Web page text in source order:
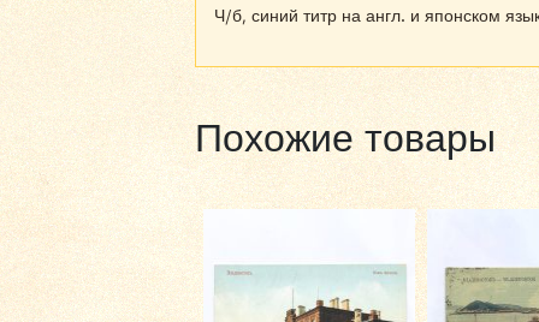
Ч/б, синий титр на англ. и японском
Похожие товары